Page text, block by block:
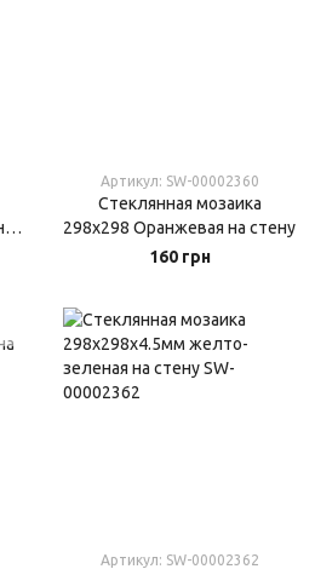
Артикул: SW-00002360
Стеклянная мозаика
298х298 Оранжевая на стену
160 грн
Артикул: SW-00002362